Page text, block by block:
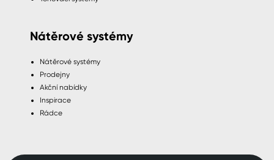
Nátěrové systémy
Nátěrové systémy
Prodejny
Akční nabídky
Inspirace
Rádce